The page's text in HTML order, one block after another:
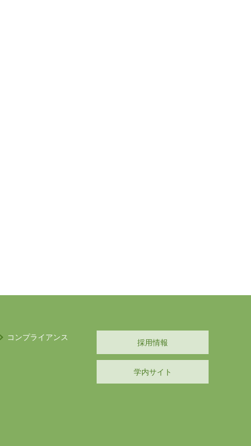
コンプライアンス
採用情報
学内サイト